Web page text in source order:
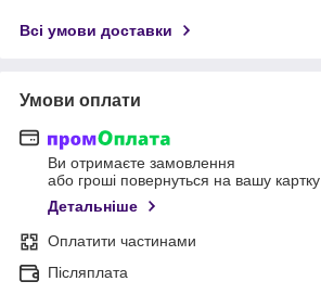
Всі умови доставки
Умови оплати
Ви отримаєте замовлення
або гроші повернуться на вашу картку
Детальніше
Оплатити частинами
Післяплата